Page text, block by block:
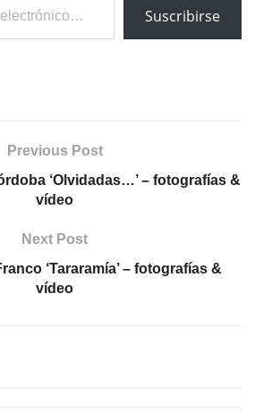
Suscribirse
Previous Post
‘Olvidadas…’ – fotografías &
vídeo
Next Post
‘Tararamía’ – fotografías &
vídeo